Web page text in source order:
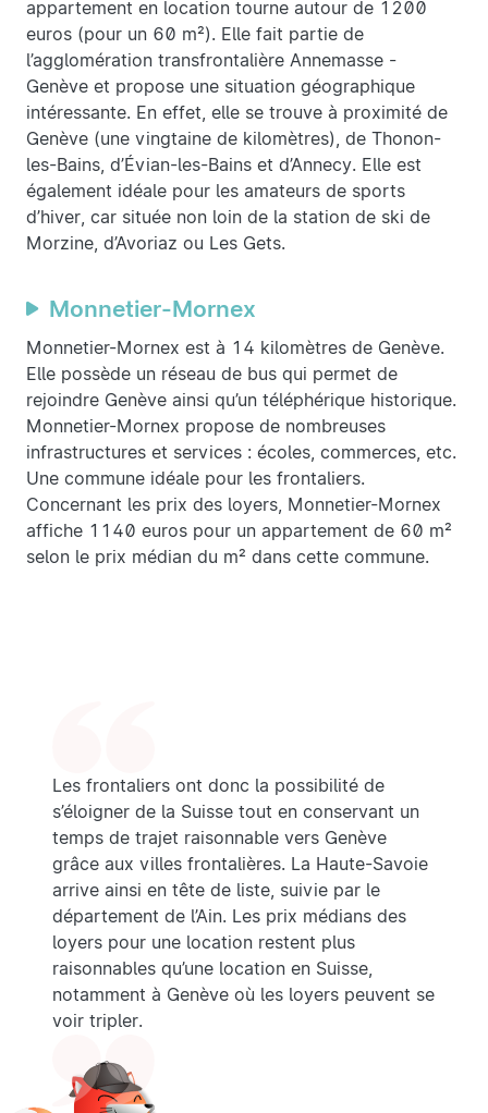
appartement en location tourne autour de 1200
euros (pour un 60 m²). Elle fait partie de
l’agglomération transfrontalière Annemasse -
Genève et propose une situation géographique
intéressante. En effet, elle se trouve à proximité de
Genève (une vingtaine de kilomètres), de Thonon-
les-Bains, d’Évian-les-Bains et d’Annecy. Elle est
également idéale pour les amateurs de sports
d’hiver, car située non loin de la station de ski de
Morzine, d’Avoriaz ou Les Gets.
Monnetier-Mornex
Monnetier-Mornex est à 14 kilomètres de Genève.
Elle possède un réseau de bus qui permet de
rejoindre Genève ainsi qu’un téléphérique historique.
Monnetier-Mornex propose de nombreuses
infrastructures et services : écoles, commerces, etc.
Une commune idéale pour les frontaliers.
Concernant les prix des loyers, Monnetier-Mornex
affiche 1140 euros pour un appartement de 60 m²
selon le prix médian du m² dans cette commune.
Les frontaliers ont donc la possibilité de
s’éloigner de la Suisse tout en conservant un
temps de trajet raisonnable vers Genève
grâce aux villes frontalières. La Haute-Savoie
arrive ainsi en tête de liste, suivie par le
département de l’Ain. Les prix médians des
loyers pour une location restent plus
raisonnables qu’une location en Suisse,
notamment à Genève où les loyers peuvent se
voir tripler.